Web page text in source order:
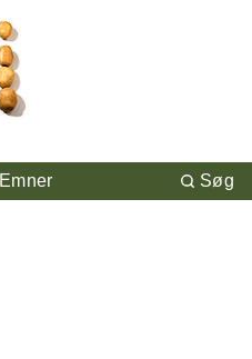
Emner Søg